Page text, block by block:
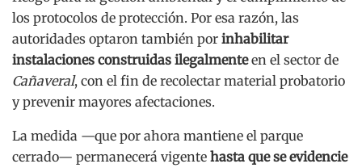
los protocolos de protección. Por esa razón, las
autoridades optaron también por inhabilitar
instalaciones construidas ilegalmenteen el sector de
Cañaveral, con el fin de recolectar material probatorio
y prevenir mayores afectaciones.
La medida —que por ahora mantiene el parque
cerrado— permanecerá vigente hasta que se evidencie